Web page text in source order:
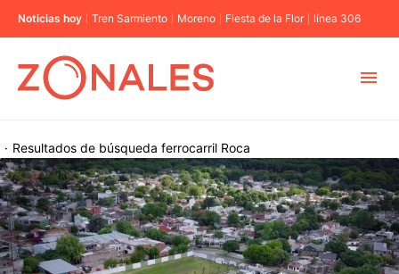
Noticias hoy Tren Sarmiento Moreno Fiesta de la Flor línea 306
CABA
BUENOS AIRES
Resultados de búsqueda
· ferrocarril Roca